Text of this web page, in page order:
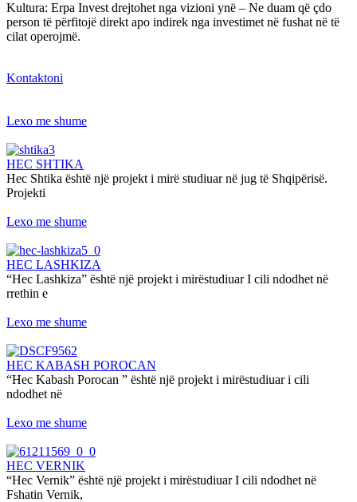
Kultura: Erpa Invest drejtohet nga vizioni ynë – Ne duam që çdo
person të përfitojë direkt apo indirek nga investimet në fushat në të
cilat operojmë.
Kontaktoni
Lexo me shume
HEC SHTIKA
Hec Shtika është një projekt i mirë studiuar në jug të Shqipërisë.
Projekti
Lexo me shume
HEC LASHKIZA
“Hec Lashkiza” është një projekt i mirëstudiuar I cili ndodhet në
rrethin e
Lexo me shume
HEC KABASH POROCAN
“Hec Kabash Porocan ” është një projekt i mirëstudiuar i cili
ndodhet në
Lexo me shume
HEC VERNIK
“Hec Vernik” është një projekt i mirëstudiuar I cili ndodhet në
Fshatin Vernik,